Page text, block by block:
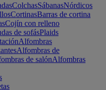
ColchasSábanasNórdicos
CortinasBarras de cortina
Cojín con relleno
de sofásPlaids
Alfombras
Alfombras de
de salónAlfombras